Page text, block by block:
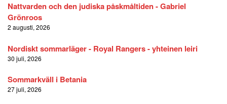
Nattvarden och den judiska påskmåltiden - Gabriel
Grönroos
2 augusti, 2026
Nordiskt sommarläger - Royal Rangers - yhteinen leiri
30 juli, 2026
Sommarkväll i Betania
27 juli, 2026